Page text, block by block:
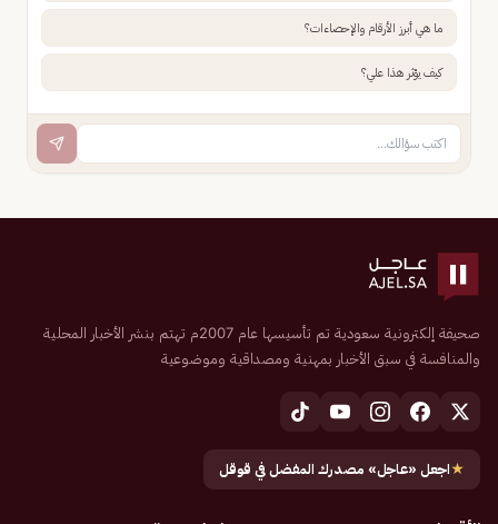
ما هي أبرز الأرقام والإحصاءات؟
كيف يؤثر هذا علي؟
صحيفة إلكترونية سعودية تم تأسيسها عام 2007م تهتم بنشر الأخبار المحلية
والمنافسة في سبق الأخبار بمهنية ومصداقية وموضوعية
★اجعل «عاجل» مصدرك المفضل في قوقل